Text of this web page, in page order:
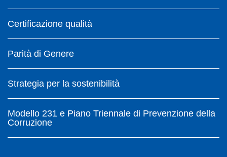
Certificazione qualità
Parità di Genere
Strategia per la sostenibilità
Modello 231 e Piano Triennale di Prevenzione della
Corruzione